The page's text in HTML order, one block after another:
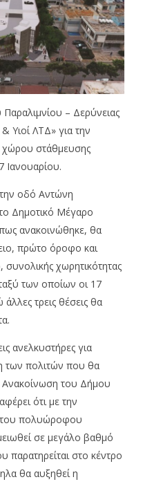
– Δερύνειας
& Υιοί ΛΤΔ» για την
στάθμευσης
Ιανουαρίου.
οδό Αντώνη
Δημοτικό Μέγαρο
ανακοινώθηκε, θα
πρώτο όροφο και
χωρητικότητας
των οποίων οι 17
τρεις θέσεις θα
ανελκυστήρες για
των πολιτών που θα
Ανακοίνωση του Δήμου
ότι με την
του πολυώροφου
σε μεγάλο βαθμό
στο κέντρο
θα αυξηθεί η